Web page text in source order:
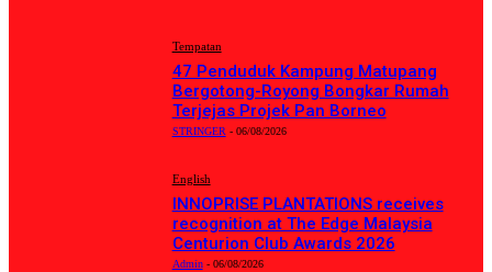
Tempatan
47 Penduduk Kampung Matupang
Bergotong-Royong Bongkar Rumah
Terjejas Projek Pan Borneo
STRINGER - 06/08/2026
English
INNOPRISE PLANTATIONS receives
recognition at The Edge Malaysia
Centurion Club Awards 2026
Admin - 06/08/2026